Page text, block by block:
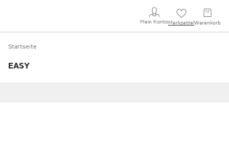
Mein KontoMerkzettel Warenkorb
Startseite
EASY